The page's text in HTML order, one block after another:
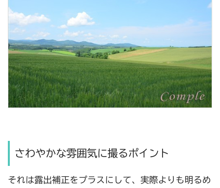
さわやかな雰囲気に撮るポイント
それは露出補正をプラスにして、 実際よりも明るめ